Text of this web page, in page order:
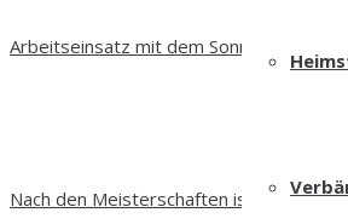
Arbeitseinsatz mit dem Sonnenaufgang
Nach den Meisterschaften ist vor den